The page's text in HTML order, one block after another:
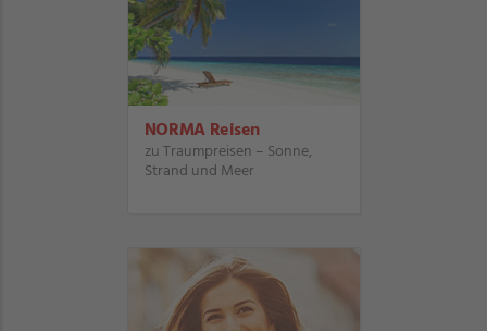
NORMA Reisen
zu Traumpreisen – Sonne,
Strand und Meer